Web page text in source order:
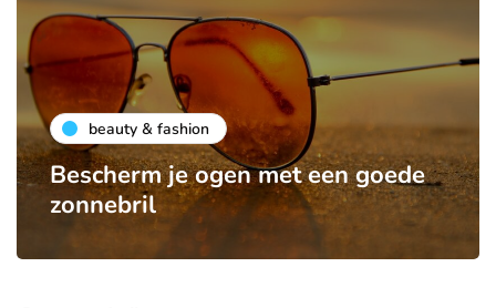
beauty & fashion
Bescherm je ogen met een goede
zonnebril